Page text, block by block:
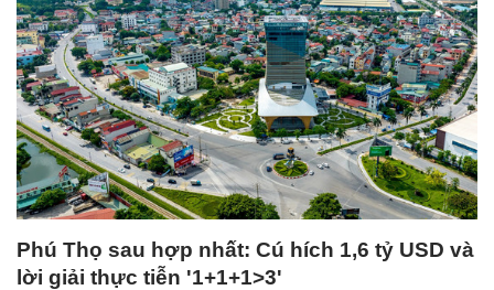
Phú Thọ sau hợp nhất: Cú hích 1,6 tỷ USD và
lời giải thực tiễn '1+1+1>3'